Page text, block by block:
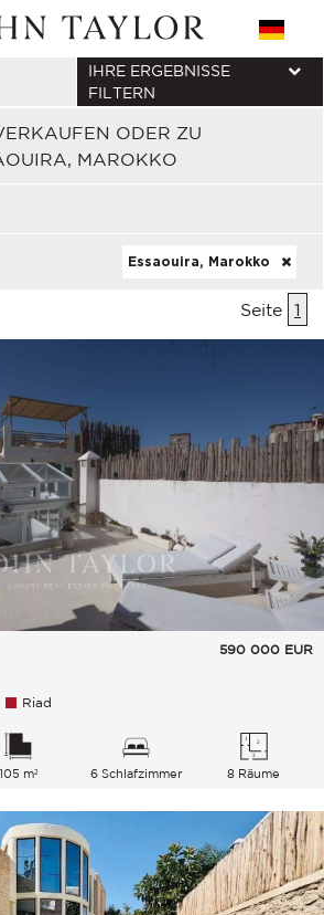
ODER ZU
MAROKKO
IHRE ERGEBNISSE
FILTERN
Essaouira, Marokko
Seite 1
590 000 EUR
Riad
105 m² 6 Schlafzimmer 8 Räume